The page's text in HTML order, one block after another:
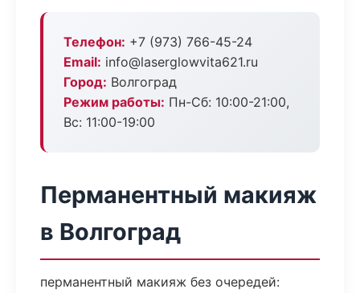
Телефон: +7 (973) 766-45-24
Email: info@laserglowvita621.ru
Город: Волгоград
Режим работы: Пн-Сб: 10:00-21:00,
Вс: 11:00-19:00
Перманентный макияж
в Волгоград
перманентный макияж без очередей: